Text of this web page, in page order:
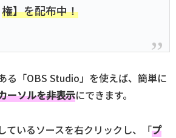
権】を配布中！
る「OBS Studio」を使えば、簡単に
ーソルを非表示にできます。
ているソースを右クリックし、「プ